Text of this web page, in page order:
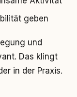
geben
und
Das klingt
in der Praxis.